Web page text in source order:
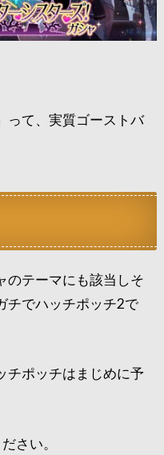
って、実質ゴーストバ
のテーマにも該当しそ
チでハッチポッチ2で
チポッチはまじめに予
さい。